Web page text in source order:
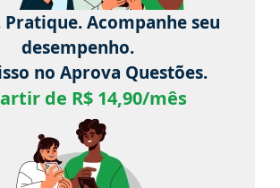
Pratique. Acompanhe seu
desempenho.
no Aprova Questões.
de R$ 14,90/mês